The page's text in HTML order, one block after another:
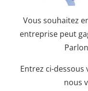
Vous souhaitez
entreprise peut
Entrez ci-
nous